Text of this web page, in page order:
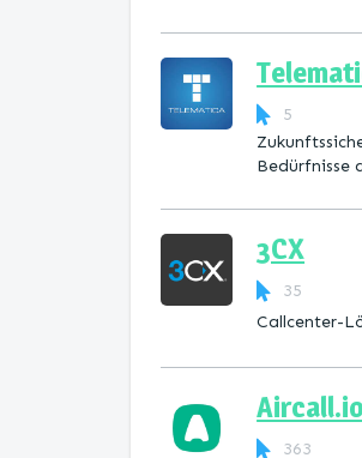
5
Bedürfnisse
3CX
35
Callcenter-
Aircall.io
363